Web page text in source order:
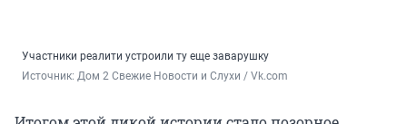
Участники реалити устроили ту еще заварушку
Источник: Дом 2 Свежие Новости и Слухи / Vk.com